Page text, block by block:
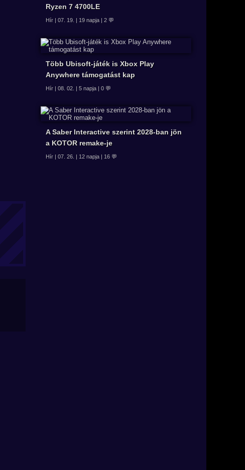
Ryzen 7 4700LE
Hír | 07. 19. | 19 napja | 2 💬
Több Ubisoft-játék is Xbox Play
Anywhere támogatást kap
Hír | 08. 02. | 5 napja | 0 💬
A Saber Interactive szerint 2028-ban jön
a KOTOR remake-je
Hír | 07. 26. | 12 napja | 16 💬